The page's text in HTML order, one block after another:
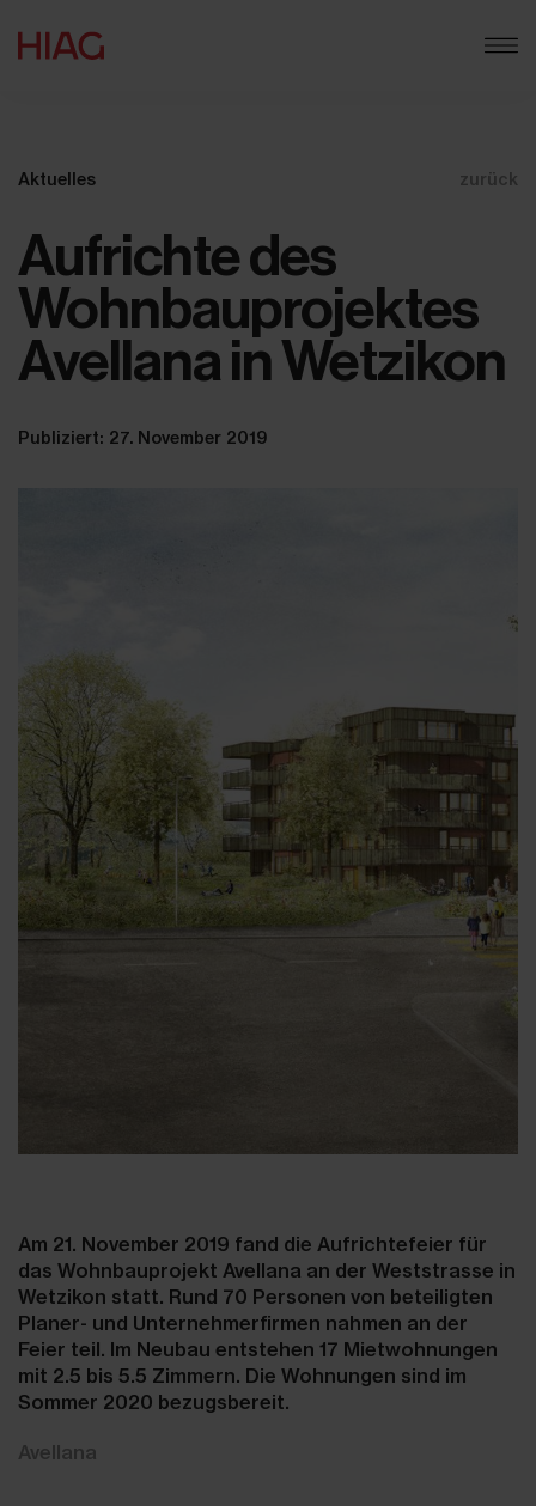
Aktuelles zurück
Aufrichte des
Wohnbauprojektes
Avellana in Wetzikon
Publiziert: 27. November 2019
Am 21. November 2019 fand die Aufrichtefeier für
das Wohnbauprojekt Avellana an der Weststrasse in
Wetzikon statt. Rund 70 Personen von beteiligten
Planer- und Unternehmerfirmen nahmen an der
Feier teil. Im Neubau entstehen 17 Mietwohnungen
mit 2.5 bis 5.5 Zimmern. Die Wohnungen sind im
Sommer 2020 bezugsbereit.
Avellana